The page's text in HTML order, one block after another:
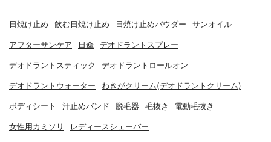
日焼け止め 飲む日焼け止め 日焼け止めパウダー サンオイル
アフターサンケア 日傘 デオドラントスプレー
デオドラントスティック デオドラントロールオン
デオドラントウォーター わきがクリーム(デオドラントクリーム)
ボディシート 汗止めバンド 脱毛器 毛抜き 電動毛抜き
女性用カミソリ レディースシェーバー